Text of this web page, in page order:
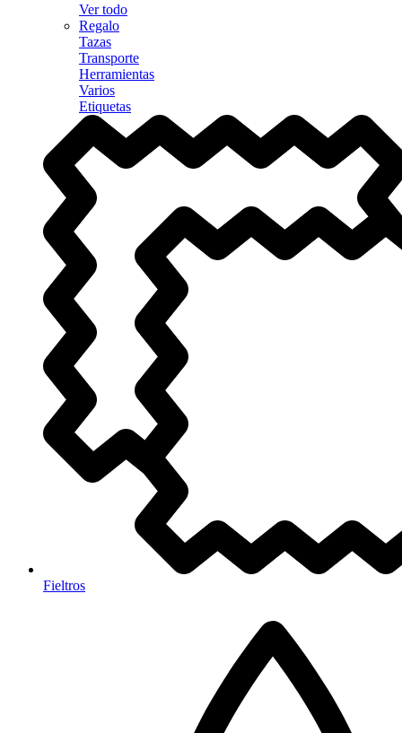
Ver todo
Regalo
Tazas
Transporte
Herramientas
Varios
Etiquetas
Fieltros